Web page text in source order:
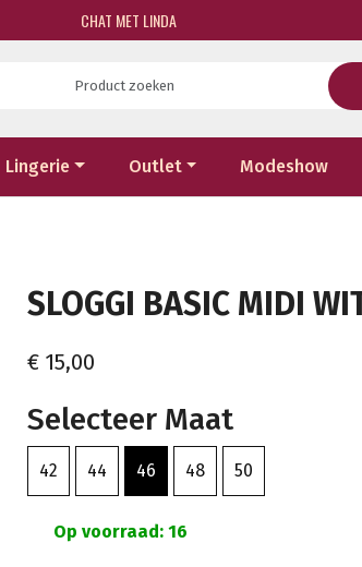
CHAT MET LINDA
Lingerie Outlet Modeshow
SLOGGI BASIC MIDI
€ 15,00
Selecteer Maat
42 44 46 48 50
Op voorraad: 16